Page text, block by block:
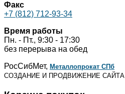
Факс
+7 (812) 712-93-34
Время работы
Пн. - Пт., 9:30 - 17:30
без перерыва на обед
РосСибМет, Металлопрокат СПб
СОЗДАНИЕ И ПРОДВИЖЕНИЕ САЙТА